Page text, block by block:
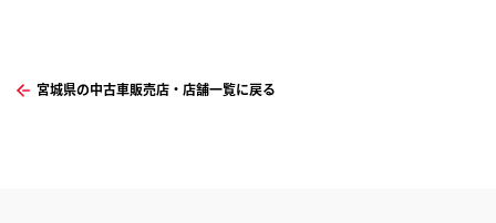
宮城県の中古車販売店・店舗一覧に戻る